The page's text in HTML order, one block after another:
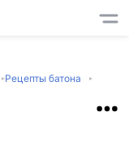
Рецепты батона